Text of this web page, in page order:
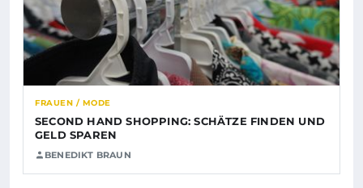
FRAUEN / MODE
SECOND HAND SHOPPING: SCHÄTZE FINDEN UND
GELD SPAREN
BENEDIKT BRAUN